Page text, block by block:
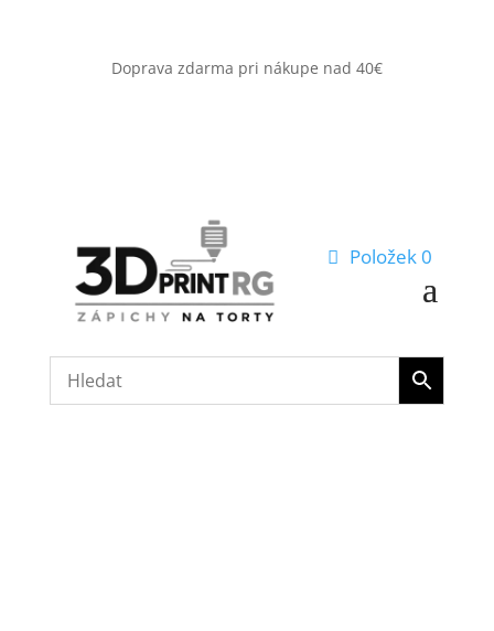
Doprava zdarma pri nákupe nad 40€
Položek 0